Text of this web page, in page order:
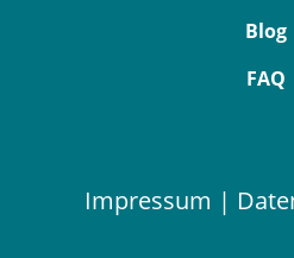
Blog
FAQ
Impressum |